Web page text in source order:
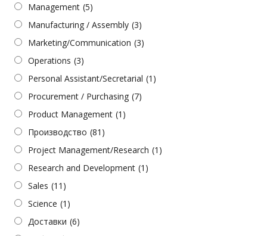
Management (5)
Manufacturing / Assembly (3)
Marketing/Communication (3)
Operations (3)
Personal Assistant/Secretarial (1)
Procurement / Purchasing (7)
Product Management (1)
Производство (81)
Project Management/Research (1)
Research and Development (1)
Sales (11)
Science (1)
Доставки (6)